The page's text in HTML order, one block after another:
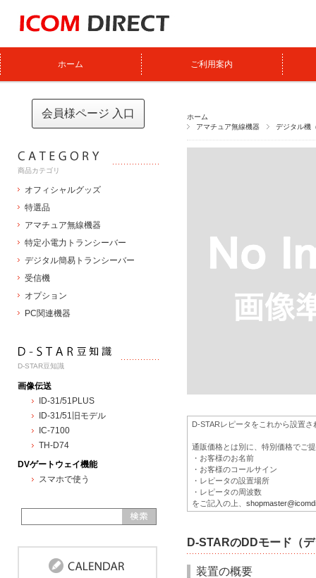
ホーム ご利用案内
ホーム
アマチュア無線機器
デジタル機
D-STARレピータをこれから設置
通販価格とは別に、特別価格でご
・お客様のお名前
・お客様のコールサイン
・レピータの設置場所
・レピータの周波数
をご記入の上、
D-STARのDDモード（
装置の概要
会員様ページ 入口
商品カテゴリ
オフィシャルグッズ
特選品
アマチュア無線機器
特定小電力トランシーバー
デジタル簡易トランシーバー
受信機
オプション
PC関連機器
D-STAR豆知識
画像伝送
ID-31/51PLUS
ID-31/51旧モデル
IC-7100
TH-D74
DVゲートウェイ機能
スマホで使う